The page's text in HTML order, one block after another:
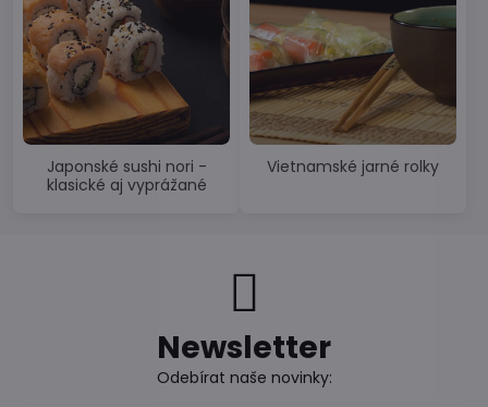
Japonské sushi nori -
klasické aj vyprážané
Vietnamské jarné rolky
Newsletter
Odebírat naše novinky: